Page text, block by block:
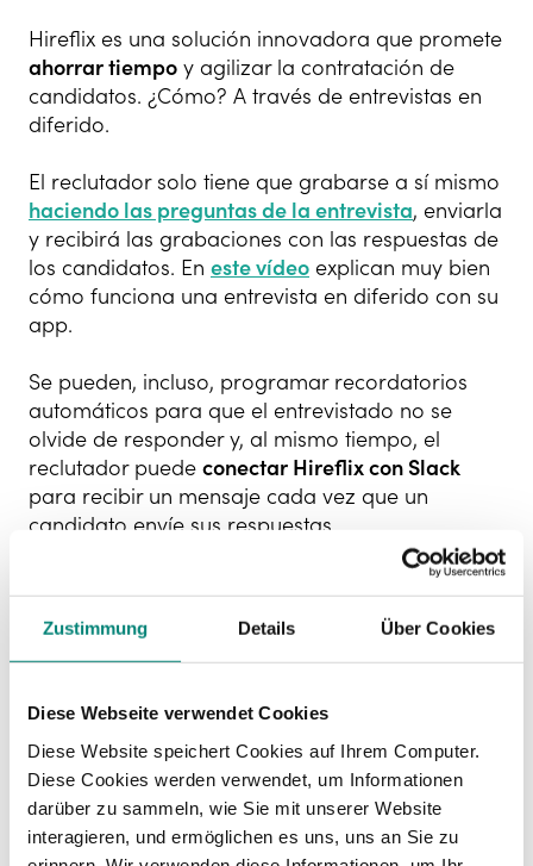
Zustimmung Details Über Cookies
Diese Webseite verwendet Cookies
Diese Website speichert Cookies auf Ihrem Computer.
Diese Cookies werden verwendet, um Informationen
darüber zu sammeln, wie Sie mit unserer Website
interagieren, und ermöglichen es uns, uns an Sie zu
Hireflix es una solución innovadora que promete
ahorrar tiempo y agilizar la contratación de
candidatos. ¿Cómo? A través de entrevistas en
diferido.
El reclutador solo tiene que grabarse a sí mismo
haciendo las preguntas de la entrevista, enviarla
y recibirá las grabaciones con las respuestas de
los candidatos. En este vídeo explican muy bien
cómo funciona una entrevista en diferido con su
app.
Se pueden, incluso, programar recordatorios
automáticos para que el entrevistado no se
olvide de responder y, al mismo tiempo, el
reclutador puede conectar Hireflix con Slack
para recibir un mensaje cada vez que un
candidato envíe sus respuestas.
Las ventajas de utilizar este sistema es que no
hace falta cuadrar agendas, es posible
entrevistar a más profesionales en menos
tiempoy las grabaciones de las entrevistas se